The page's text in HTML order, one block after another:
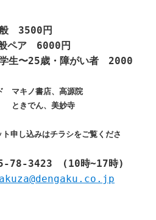
3500円
ペア 6000円
歳・障がい者 2000
マキノ書店、高源院
、美妙寺
ト申し込みはチラシをご覧くださ
78-3423 (10時~17時)